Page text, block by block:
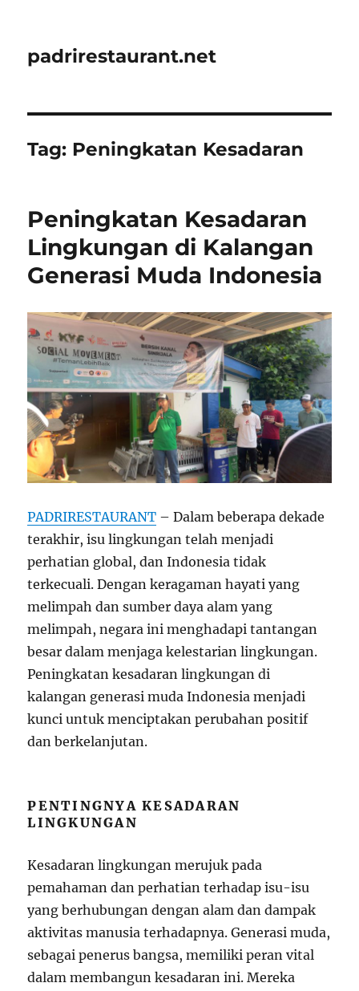
padrirestaurant.net
Tag: Peningkatan Kesadaran
Peningkatan Kesadaran
Lingkungan di Kalangan
Generasi Muda Indonesia
PADRIRESTAURANT – Dalam beberapa dekade
terakhir, isu lingkungan telah menjadi
perhatian global, dan Indonesia tidak
terkecuali. Dengan keragaman hayati yang
melimpah dan sumber daya alam yang
melimpah, negara ini menghadapi tantangan
besar dalam menjaga kelestarian lingkungan.
Peningkatan kesadaran lingkungan di
kalangan generasi muda Indonesia menjadi
kunci untuk menciptakan perubahan positif
dan berkelanjutan.
PENTINGNYA KESADARAN
LINGKUNGAN
Kesadaran lingkungan merujuk pada
pemahaman dan perhatian terhadap isu-isu
yang berhubungan dengan alam dan dampak
aktivitas manusia terhadapnya. Generasi muda,
sebagai penerus bangsa, memiliki peran vital
dalam membangun kesadaran ini. Mereka